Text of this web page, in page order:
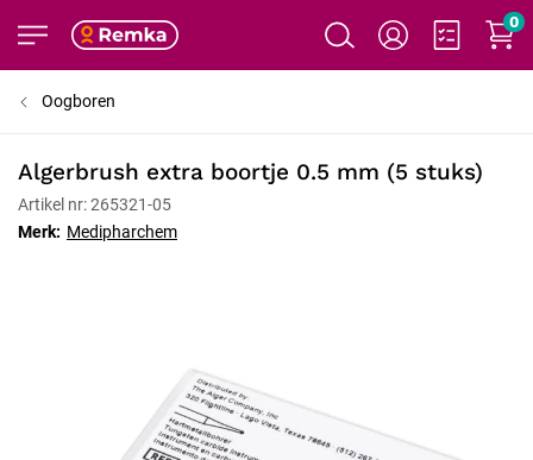
0
Oogboren
Algerbrush extra boortje 0.5 mm (5 stuks)
Artikel nr: 265321-05
Merk: Medipharchem